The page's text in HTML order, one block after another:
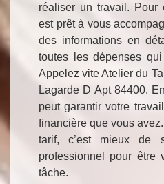
réaliser un travail. Pour
est prêt à vous
des informations en
toutes les dépenses
Appelez vite Atelier du
Lagarde D Apt 84400.
peut garantir votre
financière que vous
tarif, c’est mieux de
professionnel pour être
tâche.